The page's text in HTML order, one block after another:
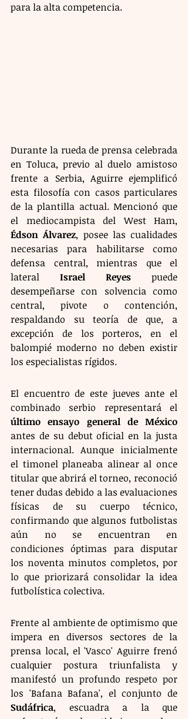
para la alta competencia.
Durante la rueda de prensa celebrada
en Toluca, previo al duelo amistoso
frente a Serbia, Aguirre ejemplificó
esta filosofía con casos particulares
de la plantilla actual. Mencionó que
Édson Álvarez, posee las cualidades
necesarias para habilitarse como
defensa central, mientras que el
lateral Israel Reyes puede
desempeñarse con solvencia como
central, pivote o contención,
respaldando su teoría de que, a
excepción de los porteros, en el
balompié moderno no deben existir
los especialistas rígidos.
El encuentro de este jueves ante el
último ensayo general de México
antes de su debut oficial en la justa
internacional. Aunque inicialmente
el timonel planeaba alinear al once
titular que abrirá el torneo, reconoció
tener dudas debido a las evaluaciones
físicas de su cuerpo técnico,
confirmando que algunos futbolistas
aún no se encuentran en
condiciones óptimas para disputar
los noventa minutos completos, por
lo que priorizará consolidar la idea
futbolística colectiva.
Frente al ambiente de optimismo que
impera en diversos sectores de la
prensa local, el 'Vasco' Aguirre frenó
cualquier postura triunfalista y
manifestó un profundo respeto por
Sudáfrica, escuadra a la que